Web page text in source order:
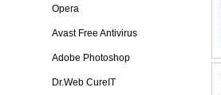
Opera
Avast Free Antivirus
Adobe Photoshop
Dr.Web CureIT